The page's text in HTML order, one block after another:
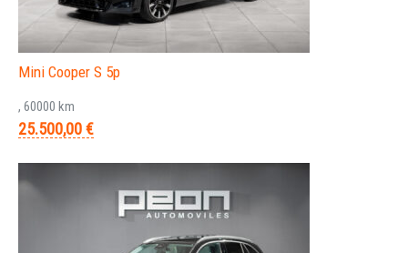
Mini Cooper S 5p
, 60000 km
25.500,00 €